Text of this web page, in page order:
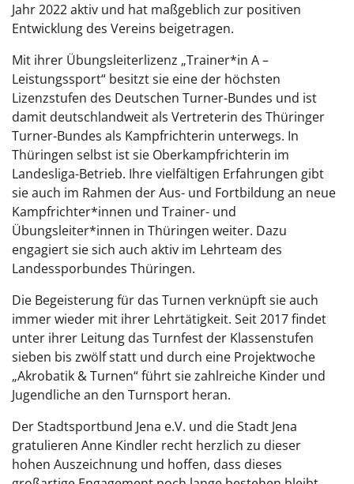
Jahr 2022 aktiv und hat maßgeblich zur positiven
Entwicklung des Vereins beigetragen.
Mit ihrer Übungsleiterlizenz „Trainer*in A –
Leistungssport“ besitzt sie eine der höchsten
Lizenzstufen des Deutschen Turner-Bundes und ist
damit deutschlandweit als Vertreterin des Thüringer
Turner-Bundes als Kampfrichterin unterwegs. In
Thüringen selbst ist sie Oberkampfrichterin im
Landesliga-Betrieb. Ihre vielfältigen Erfahrungen gibt
sie auch im Rahmen der Aus- und Fortbildung an neue
Kampfrichter*innen und Trainer- und
Übungsleiter*innen in Thüringen weiter. Dazu
engagiert sie sich auch aktiv im Lehrteam des
Landessporbundes Thüringen.
Die Begeisterung für das Turnen verknüpft sie auch
immer wieder mit ihrer Lehrtätigkeit. Seit 2017 findet
unter ihrer Leitung das Turnfest der Klassenstufen
sieben bis zwölf statt und durch eine Projektwoche
„Akrobatik & Turnen“ führt sie zahlreiche Kinder und
Jugendliche an den Turnsport heran.
Der Stadtsportbund Jena e.V. und die Stadt Jena
gratulieren Anne Kindler recht herzlich zu dieser
hohen Auszeichnung und hoffen, dass dieses